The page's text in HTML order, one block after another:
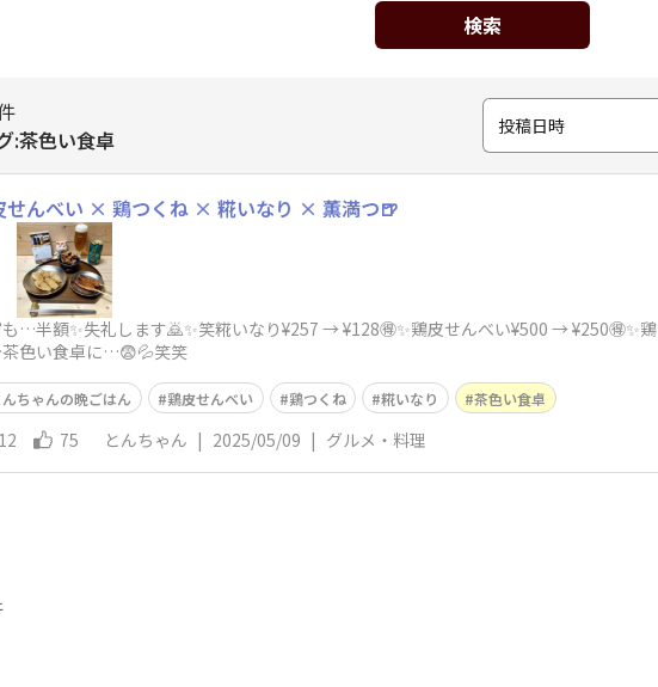
検索
:茶色い食卓
投稿日時
せんべい × 鶏つくね × 糀いなり × 薫満つ🍺
…半額✨失礼します🙇✨笑糀いなり¥257 → ¥128🉐✨鶏皮せんべい¥500 → ¥250🉐✨
色い食卓に…😨💦笑笑
んちゃんの晩ごはん 鶏皮せんべい 鶏つくね 糀いなり 茶色い食卓
12 75 とんちゃん | 2025/05/09 | グルメ・料理